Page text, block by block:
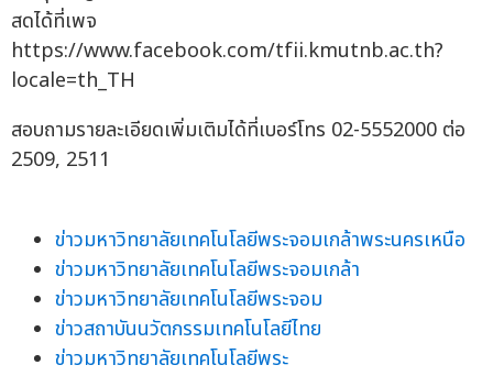
สดได้ที่เพจ
https://www.facebook.com/tfii.kmutnb.ac.th?
locale=th_TH
สอบถามรายละเอียดเพิ่มเติมได้ที่เบอร์โทร 02-5552000 ต่อ
2509, 2511
ข่าวมหาวิทยาลัยเทคโนโลยีพระจอมเกล้าพระนครเหนือ
ข่าวมหาวิทยาลัยเทคโนโลยีพระจอมเกล้า
ข่าวมหาวิทยาลัยเทคโนโลยีพระจอม
ข่าวสถาบันนวัตกรรมเทคโนโลยีไทย
ข่าวมหาวิทยาลัยเทคโนโลยีพระ